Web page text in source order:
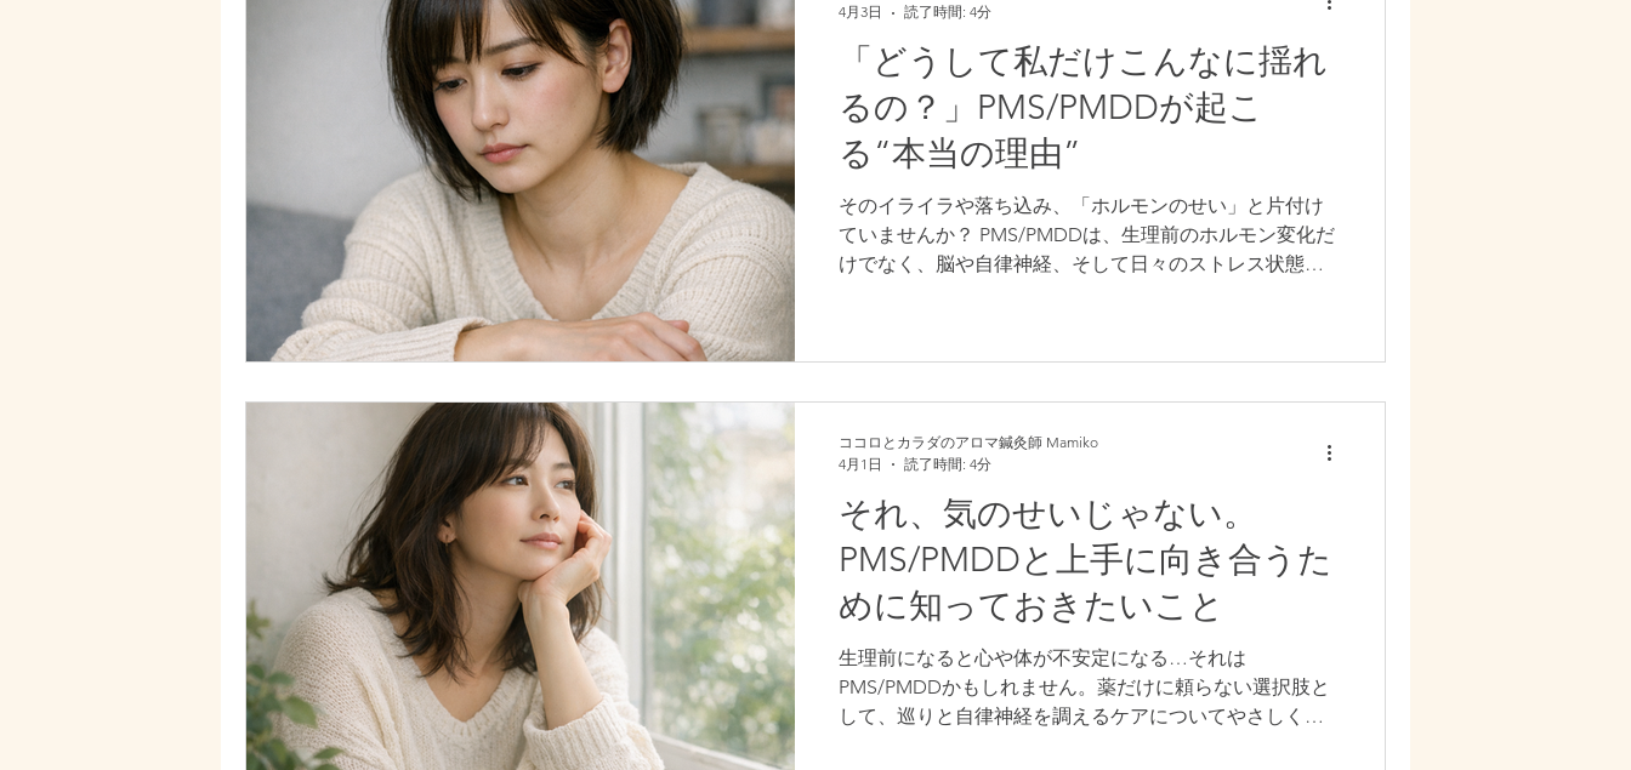
アを選ぶこと。 鍼灸・アロマ・よもぎ蒸しなどを組み合
わせることで、体の内側からバランスを調え、「なんと
なく不調」をやわらげていくことができます。無理な
く、自分に合った方法で調えていきましょう。
「どうして私だけこんなに揺れ
るの？」PMS/PMDDが起こ
る“本当の理由”
そのイライラや落ち込み、「ホルモンのせい」と片付け
ていませんか？ PMS/PMDDは、生理前のホルモン変化だ
けでなく、脳や自律神経、そして日々のストレス状態が
「巡りの低下」と捉え、気や血の流れを整えることが大
切だと考えます。鍼灸・アロマセラピー・よもぎ蒸し
は、自律神経や血流にやさしく働きかけ、“揺れにくい
体”へと導くケア。毎月のつらさを我慢するのではなく、
整えるという選択を始めてみませんか？
4月3日
読了時間: 4分
それ、気のせいじゃない。
PMS/PMDDと上手に向き合うた
めに知っておきたいこと
生理前になると心や体が不安定になる…それは
PMS/PMDDかもしれません。薬だけに頼らない選択肢と
して、巡りと自律神経を調えるケアについてやさしく解
ココロとカラダのアロマ鍼灸師 Mamiko
4月1日
読了時間: 4分